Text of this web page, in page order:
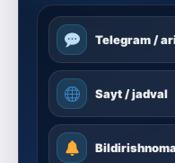
Telegram /
Sayt / jadval
Bildirishnoma